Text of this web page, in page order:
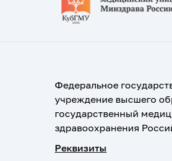
Федеральное
учреждение высшего
государственный
здравоохранения
Реквизиты